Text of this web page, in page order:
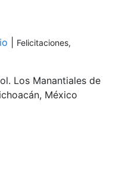
Felicitaciones,
Los Manantiales de
México